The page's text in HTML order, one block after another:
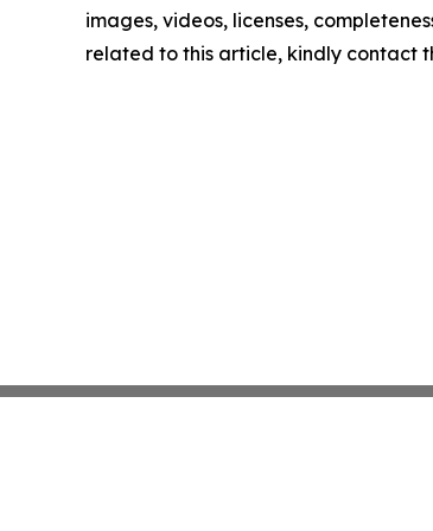
images, videos, licenses,
related to this article, kindly contact